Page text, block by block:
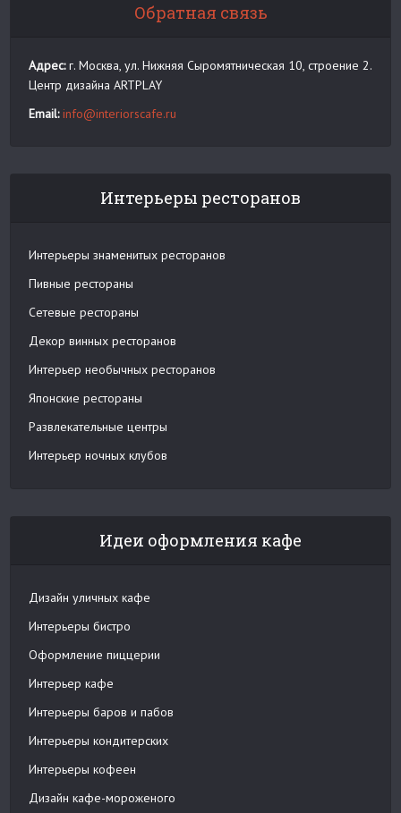
Обратная связь
Адрес:г. Москва, ул. Нижняя Сыромятническая 10, строение 2.
Центр дизайна ARTPLAY
Email: info@interiorscafe.ru
Интерьеры ресторанов
Интерьеры знаменитых ресторанов
Пивные рестораны
Сетевые рестораны
Декор винных ресторанов
Интерьер необычных ресторанов
Японские рестораны
Развлекательные центры
Интерьер ночных клубов
Идеи оформления кафе
Дизайн уличных кафе
Интерьеры бистро
Оформление пиццерии
Интерьер кафе
Интерьеры баров и пабов
Интерьеры кондитерских
Интерьеры кофеен
Дизайн кафе-мороженого